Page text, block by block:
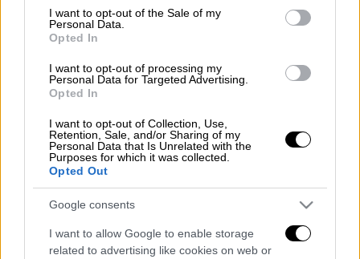
consent section.
I want to opt-out of the Sale of my
Personal Data.
Opted In
I want to opt-out of processing my
Personal Data for Targeted Advertising.
Opted In
I want to opt-out of Collection, Use,
Retention, Sale, and/or Sharing of my
Personal Data that Is Unrelated with the
Purposes for which it was collected.
Opted Out
Google consents
I want to allow Google to enable storage
related to advertising like cookies on web or
Λίγο πριν πεθάνει, ο Χόκινς παραπονέθηκε
για «πόνο στο στήθος». Ο γιατρός που
έσπευσε στο ξενοδοχείο επιχείρησε
καρδιοπνευμονική αναζωογόνηση, χωρίς
όμως αποτέλεσμα, σύμφωνα με το δημαρχείο
της Μπογκοτά.
Το συγκρότημα, ένα από τα πιο επιδραστικά
και αναγνωρισμένα στον χώρο της
εναλλακτικής ροκ, επρόκειτο να εμφανιστεί
στην Μπογκοτά, στο πλαίσιο του Φεστιβάλ
Estereo Picnic.